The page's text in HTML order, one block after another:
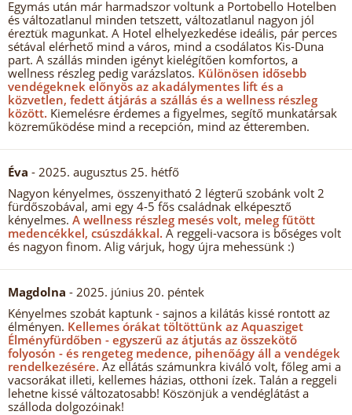
Egymás után már harmadszor voltunk a Portobello Hotelben
és változatlanul minden tetszett, változatlanul nagyon jól
éreztük magunkat. A Hotel elhelyezkedése ideális, pár perces
sétával elérhető mind a város, mind a csodálatos Kis-Duna
part. A szállás minden igényt kielégítően komfortos, a
wellness részleg pedig varázslatos. Különösen idősebb
vendégeknek előnyös az akadálymentes lift és a
közvetlen, fedett átjárás a szállás és a wellness részleg
között. Kiemelésre érdemes a figyelmes, segítő munkatársak
közreműködése mind a recepción, mind az étteremben.
Éva - 2025. augusztus 25. hétfő
Nagyon kényelmes, összenyitható 2 légterű szobánk volt 2
fürdőszobával, ami egy 4-5 fős családnak elképesztő
kényelmes. A wellness részleg mesés volt, meleg fűtött
medencékkel, csúszdákkal. A reggeli-vacsora is bőséges volt
és nagyon finom. Alig várjuk, hogy újra mehessünk :)
Magdolna - 2025. június 20. péntek
Kényelmes szobát kaptunk - sajnos a kilátás kissé rontott az
élményen. Kellemes órákat töltöttünk az Aquasziget
Élményfürdőben - egyszerű az átjutás az összekötő
folyosón - és rengeteg medence, pihenőágy áll a vendégek
rendelkezésére. Az ellátás számunkra kiváló volt, főleg ami a
vacsorákat illeti, kellemes házias, otthoni ízek. Talán a reggeli
lehetne kissé változatosabb! Köszönjük a vendéglátást a
szálloda dolgozóinak!